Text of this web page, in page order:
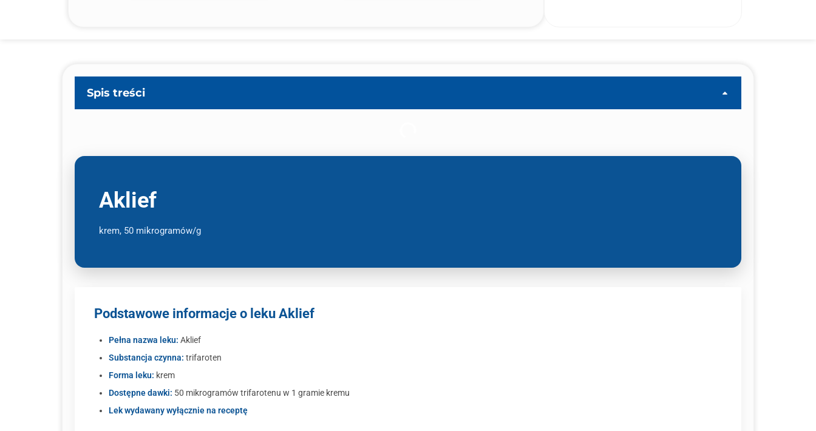
Spis treści
Aklief
krem, 50 mikrogramów/g
Podstawowe informacje o leku Aklief
Pełna nazwa leku: Aklief
Substancja czynna: trifaroten
Forma leku: krem
Dostępne dawki: 50 mikrogramów trifarotenu w 1 gramie kremu
Lek wydawany wyłącznie na receptę